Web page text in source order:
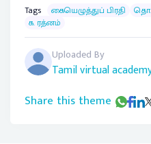
Tags கையெழுத்துப் பிரதி
க. ரத்னம்
Share this theme
Uploaded By
Tamil virtual